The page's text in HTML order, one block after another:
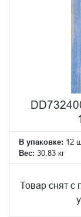
В упаковке: 12
Вес: 30.83 кг
Товар снят с